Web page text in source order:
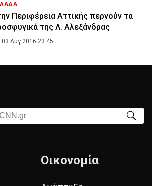
Περιφέρεια Αττικής περνούν τα
της Λ. Αλεξάνδρας
03 Αυγ 2016 23:45
Οικονομία